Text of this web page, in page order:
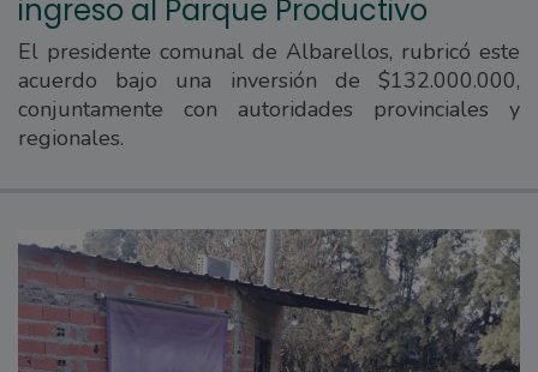
ingreso al Parque Productivo
El presidente comunal de Albarellos, rubricó este
acuerdo bajo una inversión de $132.000.000,
conjuntamente con autoridades provinciales y
regionales.